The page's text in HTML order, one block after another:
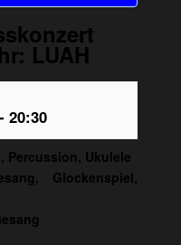
LUAH
20:30
Percussion, Ukulele
Glockenspiel,